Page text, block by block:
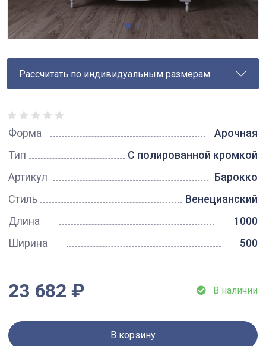
Рассчитать по индивидуальным размерам
Форма
Арочная
Тип
С полированной кромкой
Артикул
Барокко
Стиль
Венецианский
Длина
1000
Ширина
500
23 682 ₽ В наличии
В корзину